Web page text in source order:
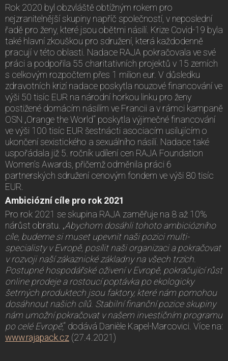
Rok 2020 byl obzvláště obtížným rokem pro
nejzranitelnější skupiny napříč společností, v neposlední
řadě pro ženy, které jsou obětmi násilí. Krize Covid-19 byla
také hlavní zkouškou pro sdružení, která každodenně
pracují v této oblasti. Nadace RAJA pokračovala ve své
práci a podpořila 55 charitativních projektů v 15 zemích
s celkovým rozpočtem přes 1 milion eur. V důsledku
zdravotních krizí nadace poskytla nouzové financování ve
výši 50 tisíc EUR na národní horkou linku pro ženy
postižené domácím násilím ve Francii a v rámci kampaně
OSN „Orange the World“ poskytla výjimečné financování
ve výši 100 tisíc EUR šestnácti asociacím usilujícím o
ukončení sexistického a sexuálního násilí. Nadace také
uspořádala již 5. ročník udílení cen RAJA Foundation
Women’s Awards, přičemž odměnila práci 6
partnerských sdružení cenovým fondem ve výši 80 tisíc
EUR.
Ambiciózní cíle pro rok 2021
Pro rok 2021 se skupina RAJA zaměřuje na 8 až 10%
nárůst obratu. „Abychom dosáhli tohoto ambiciózního
cíle, budeme si muset upevnit naši pozici multi-
specialisty v Evropě, posílit naši organizaci a pokračovat
v rozvoji naší zákaznické základny na všech trzích.
Postupné hospodářské oživení v Evropě, pokračující růst
online prodeje a rostoucí poptávka po ekologicky
šetrných produktech jsou faktory, které nám pomohou
dosáhnout našich cílů. Stabilní finanční pozice skupiny
nám umožní pokračovat v našem investičním programu
po celé Evropě,“ dodává Danièle Kapel-Marcovici. Více na:
www.rajapack.cz (27.4.2021)